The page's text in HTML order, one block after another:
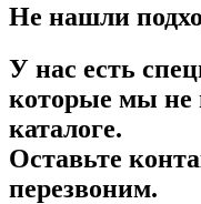
Не нашли
У нас есть
которые мы не
каталоге.
Оставьте
перезвоним.